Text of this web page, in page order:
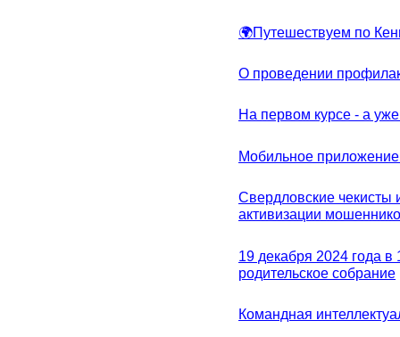
🌍Путешествуем по
О проведении
На первом курсе - а
Мобильное
Свердловские
активизации
19 декабря 2024 года
родительское собрание
Командная